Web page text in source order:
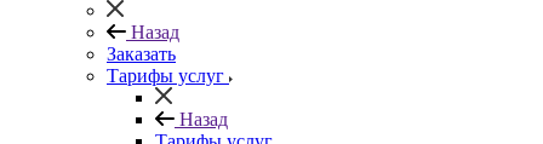
Назад
Заказать
Тарифы услуг
Назад